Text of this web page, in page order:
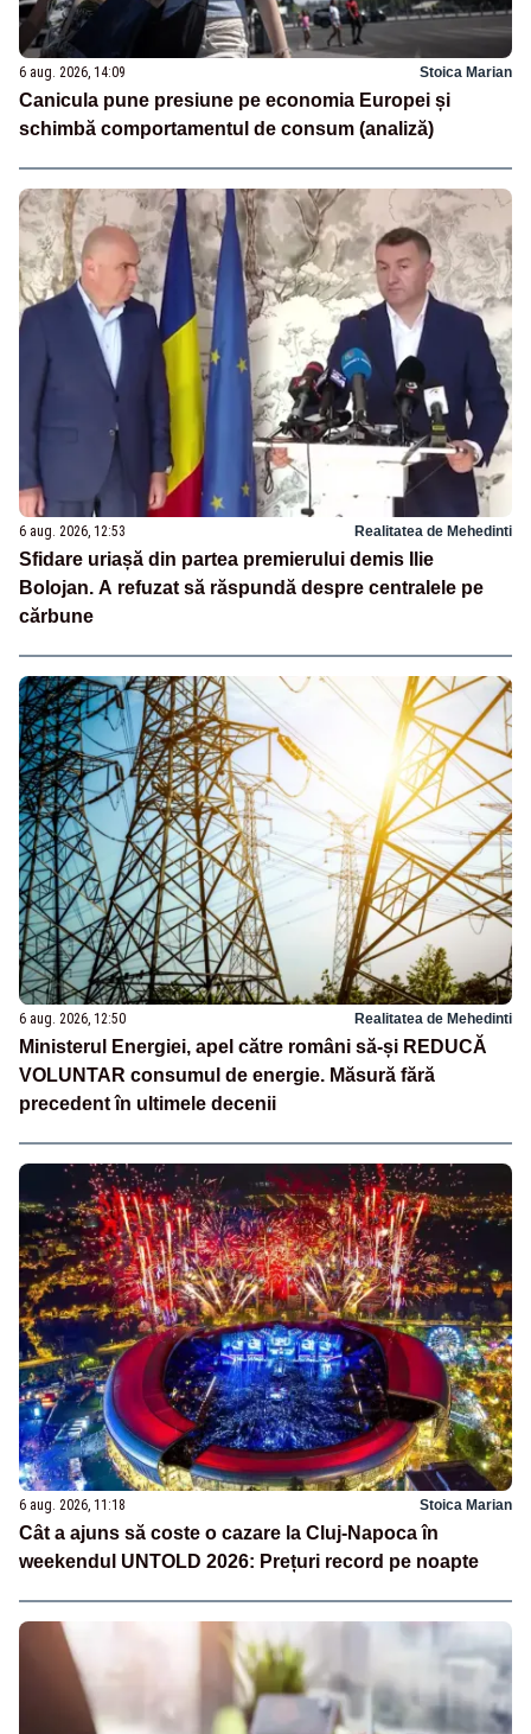
6 aug. 2026, 14:09 Stoica Marian
Canicula pune presiune pe economia Europei și
schimbă comportamentul de consum (analiză)
6 aug. 2026, 12:53 Realitatea de Mehedinti
Sfidare uriașă din partea premierului demis Ilie
Bolojan. A refuzat să răspundă despre centralele pe
cărbune
6 aug. 2026, 12:50 Realitatea de Mehedinti
Ministerul Energiei, apel către români să-și REDUCĂ
VOLUNTAR consumul de energie. Măsură fără
precedent în ultimele decenii
6 aug. 2026, 11:18 Stoica Marian
Cât a ajuns să coste o cazare la Cluj-Napoca în
weekendul UNTOLD 2026: Prețuri record pe noapte